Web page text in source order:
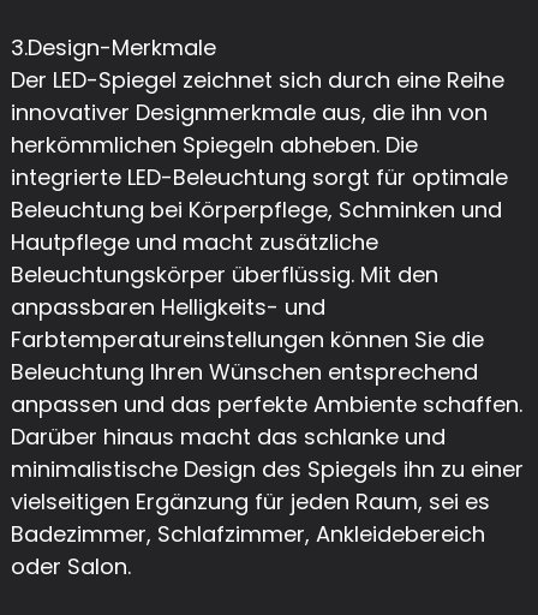
3.Design-Merkmale
Der LED-Spiegel zeichnet sich durch eine Reihe
innovativer Designmerkmale aus, die ihn von
herkömmlichen Spiegeln abheben. Die
integrierte LED-Beleuchtung sorgt für optimale
Beleuchtung bei Körperpflege, Schminken und
Hautpflege und macht zusätzliche
Beleuchtungskörper überflüssig. Mit den
anpassbaren Helligkeits- und
Farbtemperatureinstellungen können Sie die
Beleuchtung Ihren Wünschen entsprechend
anpassen und das perfekte Ambiente schaffen.
Darüber hinaus macht das schlanke und
minimalistische Design des Spiegels ihn zu einer
vielseitigen Ergänzung für jeden Raum, sei es
Badezimmer, Schlafzimmer, Ankleidebereich
oder Salon.